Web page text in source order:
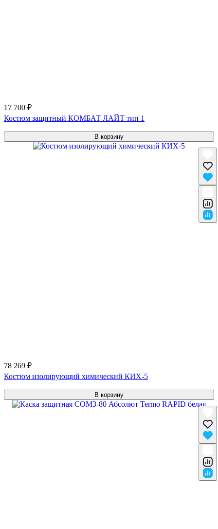
17 700 ₽
Костюм защитный КОМБАТ ЛАЙТ тип 1
В корзину
78 269 ₽
Костюм изолирующий химический КИХ-5
В корзину